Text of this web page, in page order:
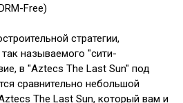
Free)
стратегии,
называемого "сити-
в "Aztecs The Last Sun" под
сравнительно небольшой
The Last Sun, который вам и